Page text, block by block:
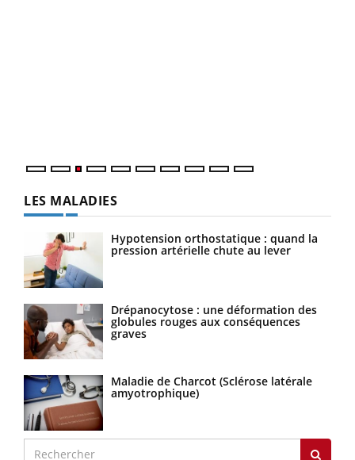
LES MALADIES
Hypotension orthostatique : quand la
pression artérielle chute au lever
Drépanocytose : une déformation des
globules rouges aux conséquences
graves
Maladie de Charcot (Sclérose latérale
amyotrophique)